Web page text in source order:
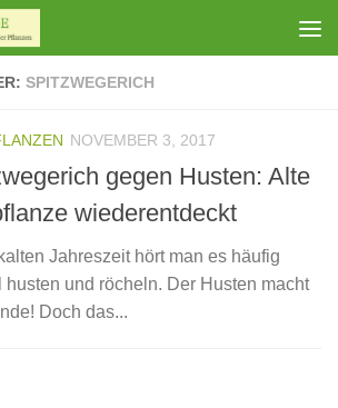
SPITZWEGERICH
NOVEMBER 3, 2017
gegen Husten: Alte
wiederentdeckt
Jahreszeit hört man es häufig
husten und röcheln. Der Husten macht
Doch das...